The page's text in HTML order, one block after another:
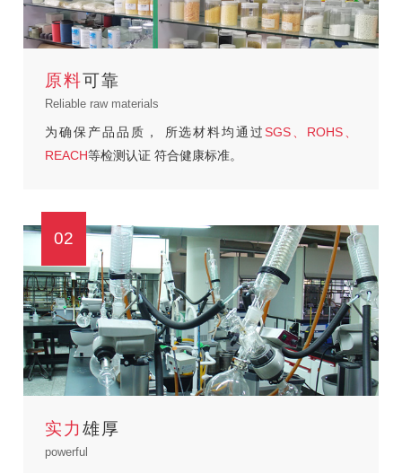
原料可靠
Reliable raw materials
为确保产品品质， 所选材料均通过SGS、ROHS、
REACH等检测认证 符合健康标准。
02
实力 雄厚
powerful